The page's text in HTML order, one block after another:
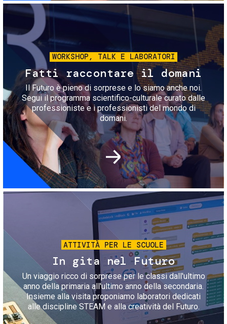
Immagine
WORKSHOP, TALK E LABORATORI
Fatti raccontare il domani
Il Futuro è pieno di sorprese e lo siamo anche noi.
Segui il programma scientifico-culturale curato dalle
professioniste e i professionisti del mondo di
domani.
Immagine
ATTIVITÀ PER LE SCUOLE
In gita nel Futuro
Un viaggio ricco di sorprese per le classi dall'ultimo
anno della primaria all'ultimo anno della secondaria.
Insieme alla visita proponiamo laboratori dedicati
alle discipline STEAM e alla creatività del Futuro.